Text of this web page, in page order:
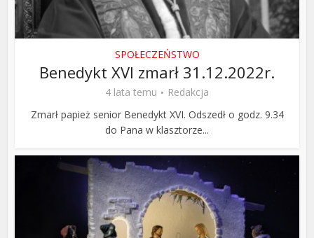
SPOŁECZEŃSTWO
Benedykt XVI zmarł 31.12.2022r.
4 lata temu
Redakcja
Zmarł papież senior Benedykt XVI. Odszedł o godz. 9.34
do Pana w klasztorze...